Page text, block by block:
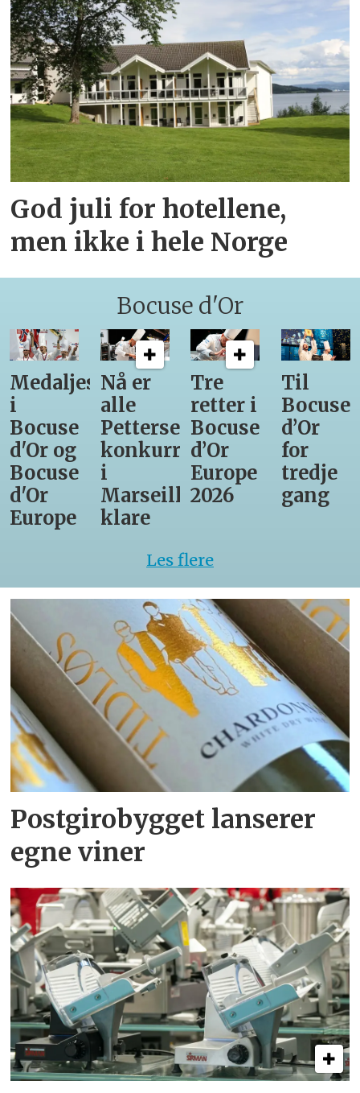
God juli for hotellene,
men ikke i hele Norge
Bocuse d'Or
Medaljestatistikk
i
Bocuse
d'Or og
Bocuse
d'Or
Europe
Nå er
alle
Pettersens
konkurrenter
i
Marseille
klare
Tre
retter i
Bocuse
d’Or
Europe
2026
Til
Bocuse
d’Or
for
tredje
gang
Les flere
Postgirobygget lanserer
egne viner